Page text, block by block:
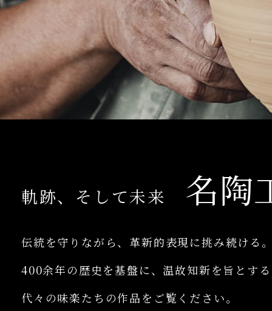
軌跡、そして未来 名陶
伝統を守りながら、革新的表現に挑み続ける
400余年の歴史を基盤に、温故知新を旨とする
代々の味楽たちの作品をご覧ください。